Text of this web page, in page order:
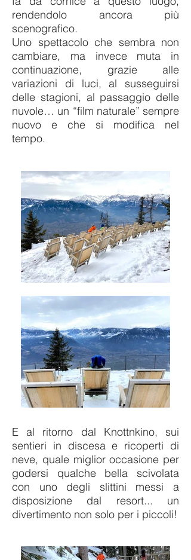
rendendolo ancora più
scenografico.
Uno spettacolo che sembra non
cambiare, ma invece muta in
continuazione, grazie alle
variazioni di luci, al susseguirsi
delle stagioni, al passaggio delle
nuvole… un “film naturale” sempre
nuovo e che si modifica nel
tempo.
E al ritorno dal Knottnkino, sui
sentieri in discesa e ricoperti di
neve, quale miglior occasione per
godersi qualche bella scivolata
con uno degli slittini messi a
disposizione dal resort... un
divertimento non solo per i piccoli!